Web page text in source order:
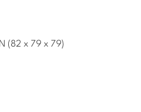
(82 x 79 x 79)